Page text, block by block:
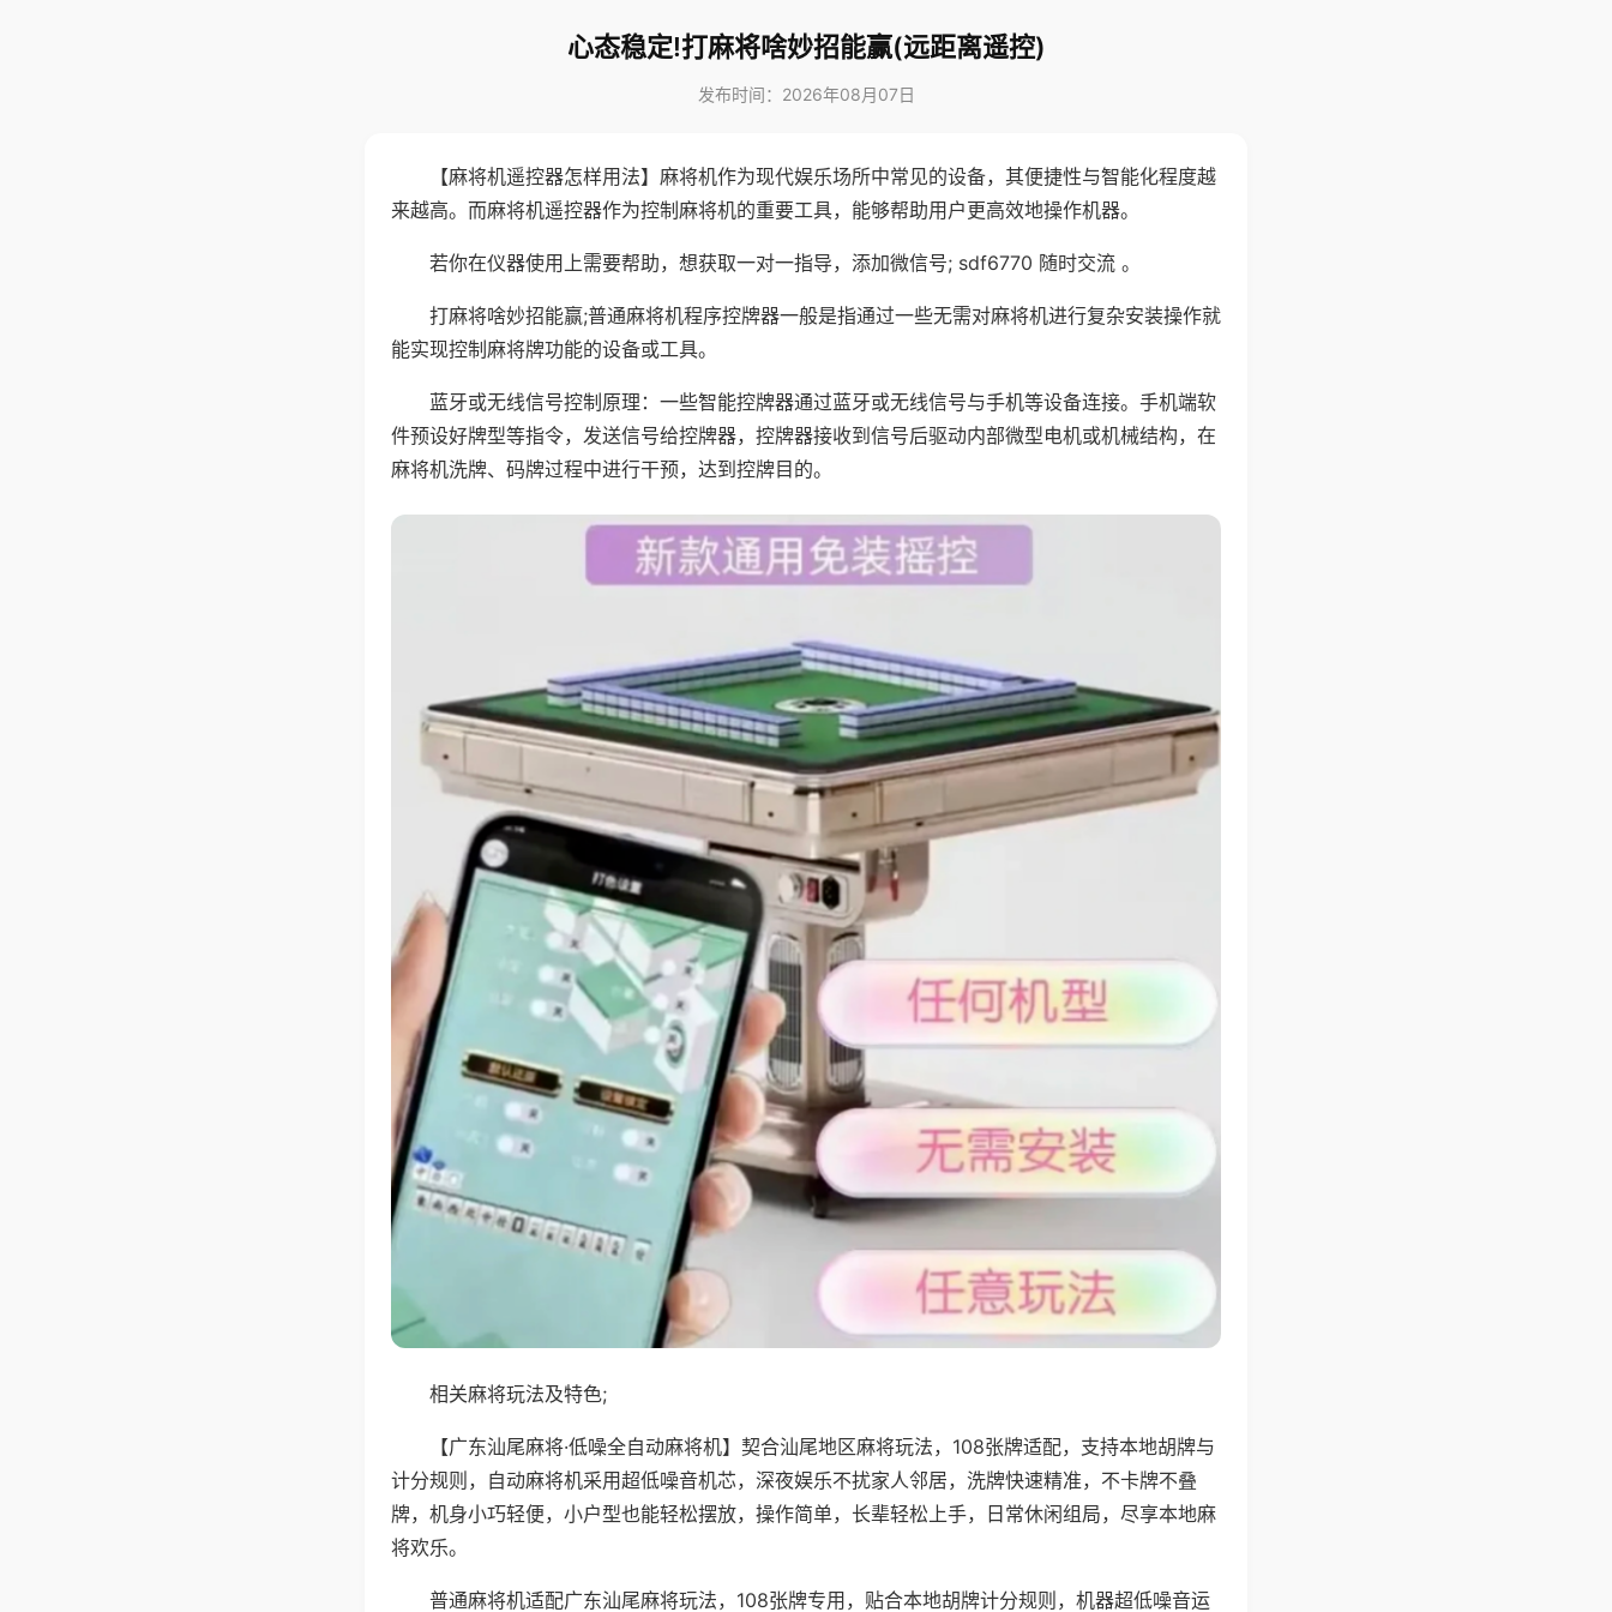
心态稳定!打麻将啥妙招能赢(远距离遥控)
发布时间：2026年08月07日
【麻将机遥控器怎样用法】麻将机作为现代娱乐场所中常见的设备，其便捷性与智能化程度越
来越高。而麻将机遥控器作为控制麻将机的重要工具，能够帮助用户更高效地操作机器。
若你在仪器使用上需要帮助，想获取一对一指导，添加微信号; sdf6770 随时交流 。
打麻将啥妙招能赢;普通麻将机程序控牌器一般是指通过一些无需对麻将机进行复杂安装操作就
能实现控制麻将牌功能的设备或工具。
蓝牙或无线信号控制原理：一些智能控牌器通过蓝牙或无线信号与手机等设备连接。手机端软
件预设好牌型等指令，发送信号给控牌器，控牌器接收到信号后驱动内部微型电机或机械结构，在
麻将机洗牌、码牌过程中进行干预，达到控牌目的。
相关麻将玩法及特色;
【广东汕尾麻将·低噪全自动麻将机】契合汕尾地区麻将玩法，108张牌适配，支持本地胡牌与
计分规则，自动麻将机采用超低噪音机芯，深夜娱乐不扰家人邻居，洗牌快速精准，不卡牌不叠
牌，机身小巧轻便，小户型也能轻松摆放，操作简单，长辈轻松上手，日常休闲组局，尽享本地麻
将欢乐。
普通麻将机适配广东汕尾麻将玩法，108张牌专用，贴合本地胡牌计分规则，机器超低噪音运